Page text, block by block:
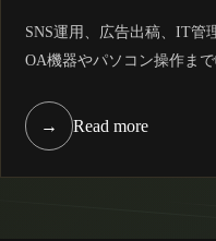
SNS運用、広告出稿、IT管
OA機器やパソコン操作ま
→ Read more